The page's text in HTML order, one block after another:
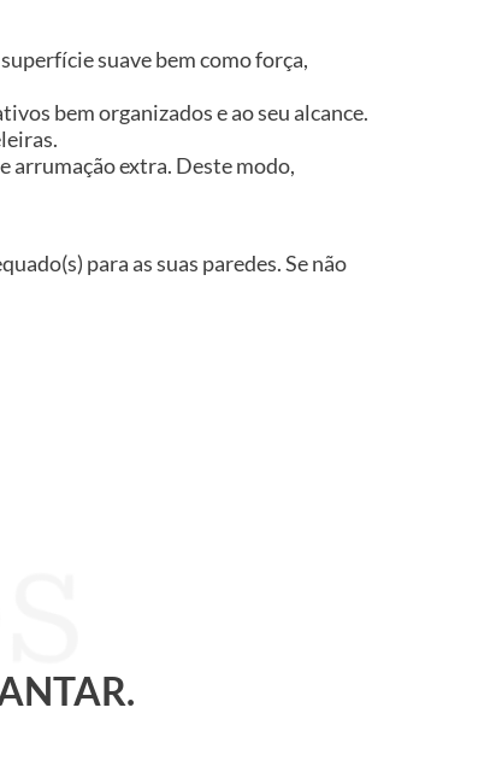
suave bem como força,
bem organizados e ao seu alcance.
arrumação extra. Deste modo,
para as suas paredes. Se não